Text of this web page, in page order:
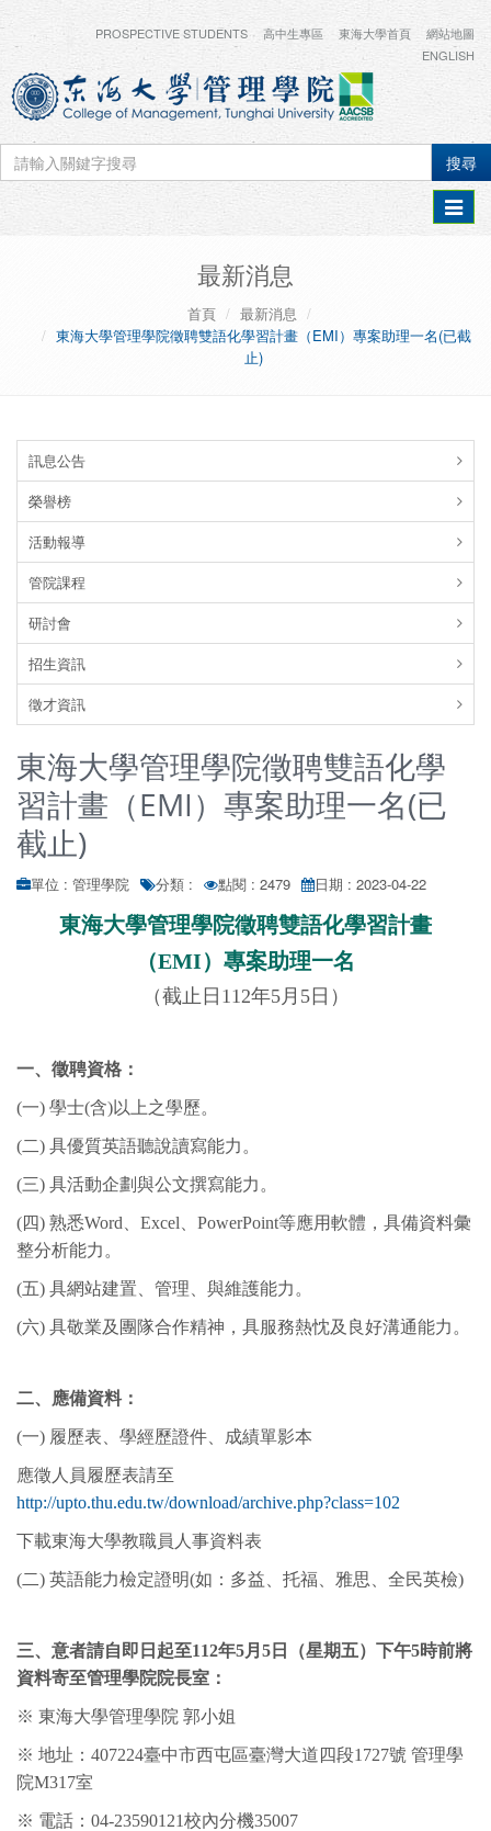
PROSPECTIVE STUDENTS 高中生專區 東海大學首頁
網站地圖
ENGLISH
搜尋
Toggle
最新消息
首頁
最新消息
東海大學管理學院徵聘雙語化學習計畫（EMI）專案助理一名(已截
止)
訊息公告
榮譽榜
活動報導
管院課程
研討會
招生資訊
徵才資訊
東海大學管理學院徵聘雙語化學
習計畫（EMI）專案助理一名(已
截止)
單位 : 管理學院 分類 : 點閱 : 2479 日期 : 2023-04-22
東海大學管理學院徵聘雙語化學習計畫
（EMI）專案助理一名
（截止日112年5月5日）
一、徵聘資格：
(一) 學士(含)以上之學歷。
(二) 具優質英語聽說讀寫能力。
(三) 具活動企劃與公文撰寫能力。
(四) 熟悉Word、Excel、PowerPoint等應用軟體，具備資料彙
整分析能力。
(五) 具網站建置、管理、與維護能力。
(六) 具敬業及團隊合作精神，具服務熱忱及良好溝通能力。
二、應備資料：
(一) 履歷表、學經歷證件、成績單影本
應徵人員履歷表請至
http://upto.thu.edu.tw/download/archive.php?class=102
下載東海大學教職員人事資料表
(二) 英語能力檢定證明(如：多益、托福、雅思、全民英檢)
三、意者請自即日起至112年5月5日（星期五）下午5時前將
資料寄至管理學院院長室：
※ 東海大學管理學院 郭小姐
※ 地址：407224臺中市西屯區臺灣大道四段1727號 管理學
院M317室
※ 電話：04-23590121校內分機35007